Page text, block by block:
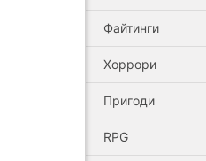
Файтинги
Хоррори
Пригоди
RPG